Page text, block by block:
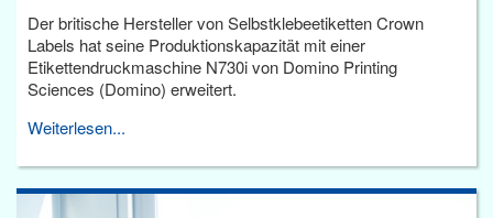
Der britische Hersteller von Selbstklebeetiketten Crown
Labels hat seine Produktionskapazität mit einer
Etikettendruckmaschine N730i von Domino Printing
Sciences (Domino) erweitert.
Weiterlesen...